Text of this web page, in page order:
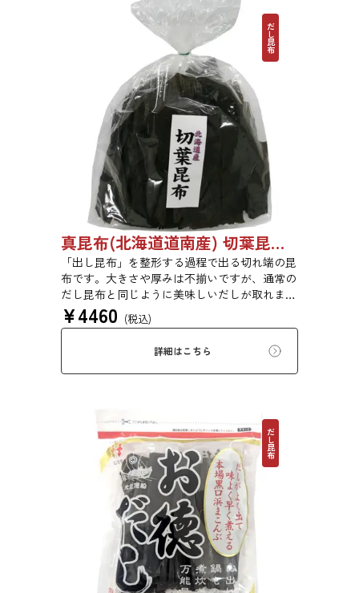
だし昆布
真昆布(北海道道南産) 切葉昆布 1kg 【●受注生産品】03070048
「出し昆布」を整形する過程で出る切れ端の昆
布です。大きさや厚みは不揃いですが、通常の
だし昆布と同じように美味しいだしが取れま
す。
¥4460 (税込)
詳細はこちら
だし昆布